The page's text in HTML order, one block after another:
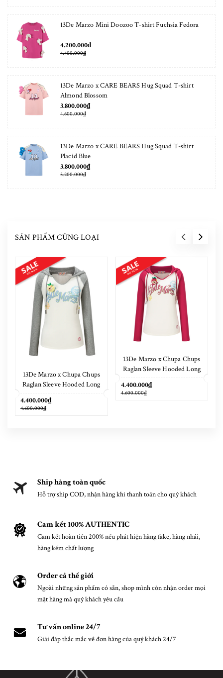
13De Marzo Mini Doozoo T-shirt Fuchsia Fedora
4.200.000₫
4.400.000₫
13De Marzo x CARE BEARS Hug Squad T-shirt
Almond Blossom
3.800.000₫
4.600.000₫
13De Marzo x CARE BEARS Hug Squad T-shirt
Placid Blue
3.800.000₫
5.200.000₫
SẢN PHẨM CÙNG LOẠI
13De Marzo x Chupa Chups
Raglan Sleeve Hooded Long
4.400.000₫
4.600.000₫
13De Marzo x Chupa Chups
Raglan Sleeve Hooded Long
4.400.000₫
4.600.000₫
Ship hàng toàn quốc
Hỗ trợ ship COD, nhận hàng khi thanh toán cho quý khách
Cam kết 100% AUTHENTIC
Cam kết hoàn tiền 200% nếu phát hiện hàng fake, hàng nhái,
hàng kém chất lượng
Order cả thế giới
Ngoài những sản phẩm có sẵn, shop mình còn nhận order mọi
mặt hàng mà quý khách yêu cầu
Tư vấn online 24/7
Giải đáp thắc mắc về đơn hàng của quý khách 24/7